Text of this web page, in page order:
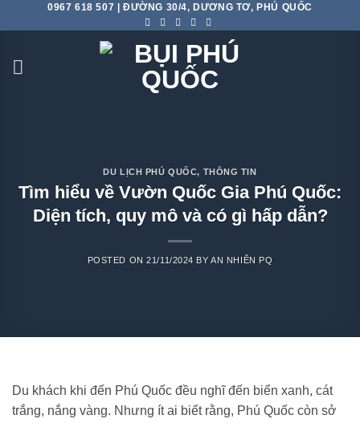
to
0967 618 507 | ĐƯỜNG 30/4, DƯƠNG TƠ, PHÚ QUỐC
DU LỊCH PHÚ QUỐC, THÔNG TIN
Tìm hiểu về Vườn Quốc Gia Phú Quốc:
Diện tích, quy mô và có gì hấp dẫn?
POSTED ON21/11/2024 BYAN NHIÊN PQ
Du khách khi đến Phú Quốc đều nghĩ đến biển xanh, cát
trắng, nắng vàng. Nhưng ít ai biết rằng, Phú Quốc còn sở